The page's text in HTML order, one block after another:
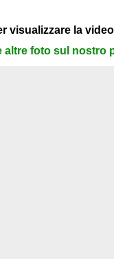
visualizzare la
altre foto sul